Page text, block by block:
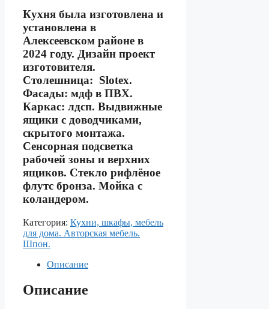
Кухня была изготовлена и
установлена в
Алексеевском районе в
2024 году. Дизайн проект
изготовителя.
Столешница: Slotex.
Фасады: мдф в ПВХ.
Каркас: лдсп. Выдвижные
ящики с доводчиками,
скрытого монтажа.
Сенсорная подсветка
рабочей зоны и верхних
ящиков. Стекло рифлёное
флутс бронза. Мойка с
коландером.
Категория: Кухни, шкафы, мебель
для дома. Авторская мебель.
Шпон.
Описание
Описание